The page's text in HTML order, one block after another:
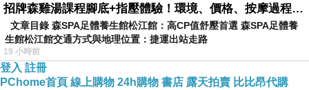
經典泰式風味獨有的綠咖哩醬汁，豐富調配的濃濃滋味，有著獨特的咖
哩清香，結合椰汁，在口中交織成獨一無二的豐富
滋味，是你不可錯過的動人美味。
招牌森雞湯課程腳底+指壓體驗！環境、價格、按摩過程全紀錄，森SPA足體養生館松江館最新價格表
文章目錄 森SPA足體養生館松江館：高CP值舒壓首選 森SPA足體養
生館松江館交通方式與地理位置：捷運出站走路
19 小時前
登入 註冊
PChome首頁 線上購物 24h購物 書店 露天拍賣 比比昂代購